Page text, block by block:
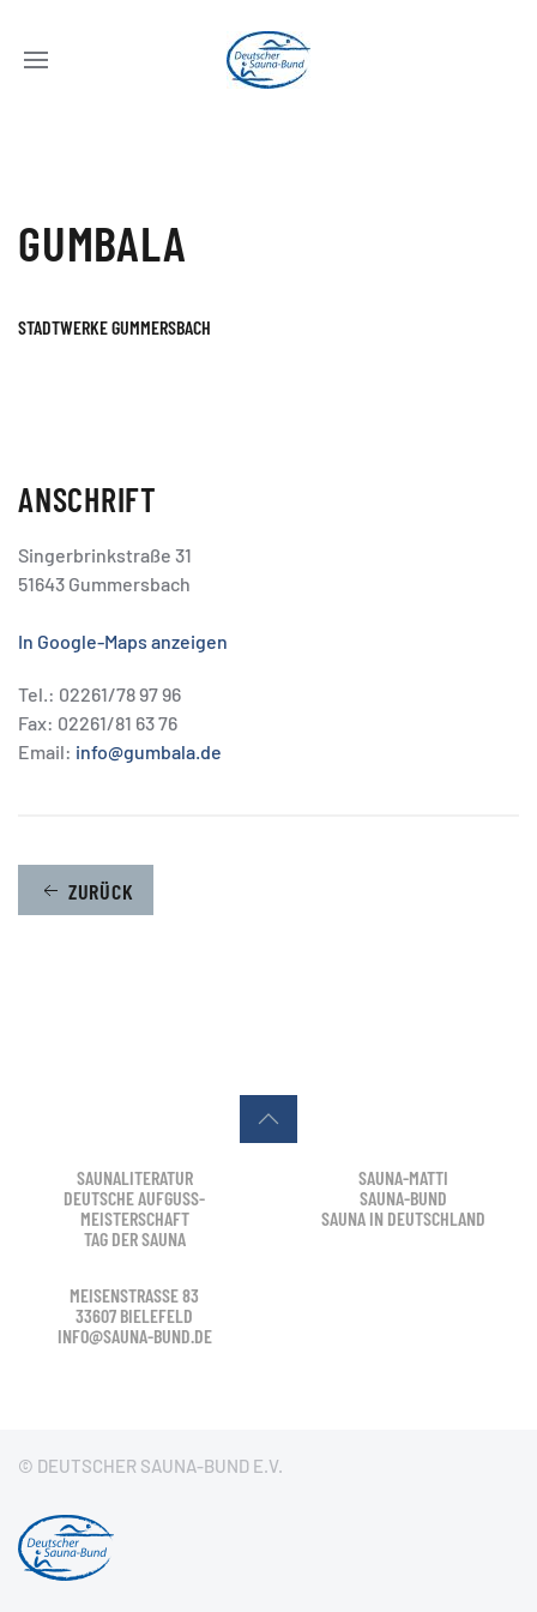
GUMBALA
STADTWERKE GUMMERSBACH
ANSCHRIFT
Singerbrinkstraße 31
51643 Gummersbach
In Google-Maps anzeigen
Tel.: 02261/78 97 96
Fax: 02261/81 63 76
Email: info@gumbala.de
ZURÜCK
SAUNALITERATUR
DEUTSCHE AUFGUSS-
MEISTERSCHAFT
TAG DER SAUNA
SAUNA-MATTI
SAUNA-BUND
SAUNA IN DEUTSCHLAND
MEISENSTRASSE 83
33607 BIELEFELD
INFO@SAUNA-BUND.DE
© DEUTSCHER SAUNA-BUND E.V.